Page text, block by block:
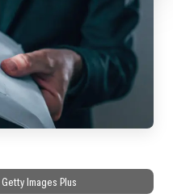
Images Plus